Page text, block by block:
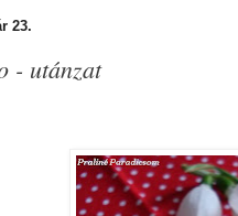
23.
- utánzat